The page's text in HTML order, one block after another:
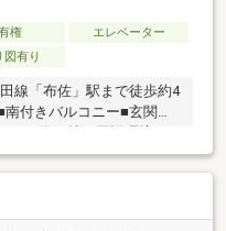
権
エレベーター
図有り
線「布佐」駅まで徒歩約4
付きバルコニー■玄関に
約15帖▽周辺環境■ナ
約14分■セブンイレブン
歩約7分■クリエイトSD我
分■わだ幼稚園 約486m/
園 約344m/徒歩約5分